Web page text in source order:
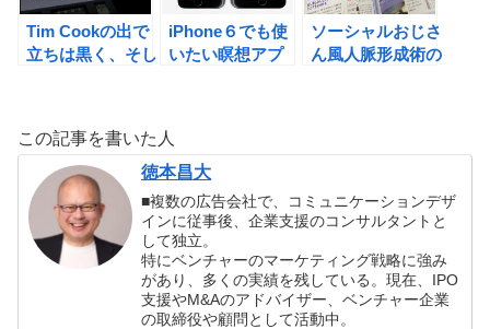
Tim Cookの出で
立ちは黒く、そし
iPhone６でも使
いたい瞑想アプ
う。 ＃
iPhone ＃習慣
化
ソーシャルおじさ
ん風人脈形成術の
この記事を書いた人
徳本昌大
■複数の広告会社で、コミュニケーションデザ
インに従事後、企業支援のコンサルタントと
して独立。
特にベンチャーのマーケティング戦略に強み
があり、多くの実績を残している。現在、IPO
支援やM&Aのアドバイザー、ベンチャー企業
の取締役や顧問として活動中。